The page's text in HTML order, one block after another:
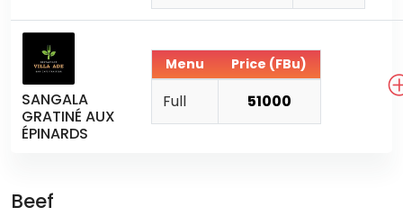
SANGALA
GRATINÉ AUX
ÉPINARDS
Menu Price (FBu)
Full 51000
Beef